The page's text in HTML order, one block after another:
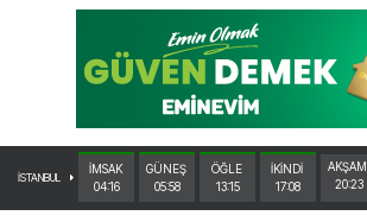
İSTANBUL
İMSAK
04:16
GÜNEŞ
05:58
ÖĞLE
13:15
İKİNDİ
17:08
AKŞAM
20:23